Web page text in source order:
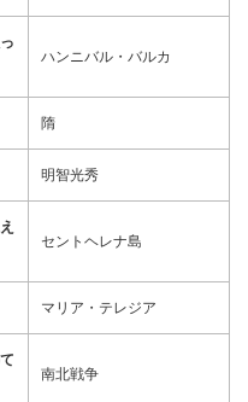
ハンニバル・バルカ
隋
明智光秀
セントヘレナ島
マリア・テレジア
南北戦争